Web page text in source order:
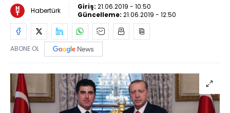
Habertürk Giriş: 21.06.2019 - 10:50
Güncelleme: 21.06.2019 - 12:50
ABONE OL